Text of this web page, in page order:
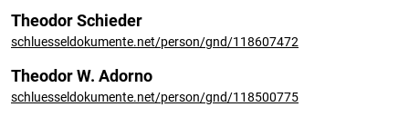
Theodor Schieder
schluesseldokumente.net/person/gnd/118607472
Theodor W. Adorno
schluesseldokumente.net/person/gnd/118500775